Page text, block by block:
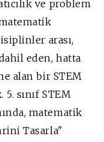
ve problem
arası,
eden, hatta
alan bir STEM
5. sınıf STEM
matematik
Tasarla"